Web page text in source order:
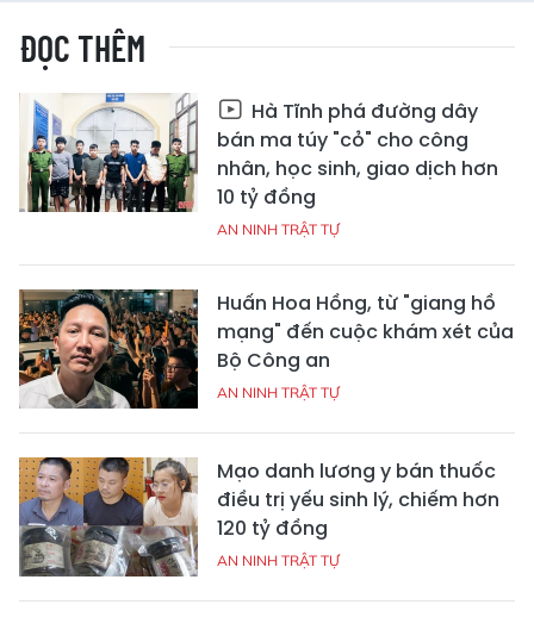
ĐỌC THÊM
Hà Tĩnh phá đường dây
bán ma túy "cỏ" cho công
nhân, học sinh, giao dịch hơn
10 tỷ đồng
AN NINH TRẬT TỰ
Huấn Hoa Hồng, từ "giang hồ
mạng" đến cuộc khám xét của
Bộ Công an
AN NINH TRẬT TỰ
Mạo danh lương y bán thuốc
điều trị yếu sinh lý, chiếm hơn
120 tỷ đồng
AN NINH TRẬT TỰ